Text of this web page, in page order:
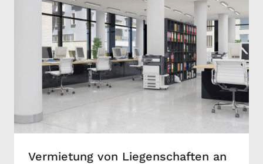
Vermietung von Liegenschaften an